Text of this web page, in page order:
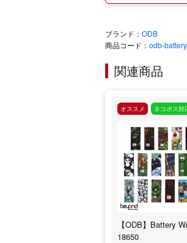
ブランド： ODB
商品コード： odb-
関連商品
オススメ ネコポス対
【ODB】Battery
18650